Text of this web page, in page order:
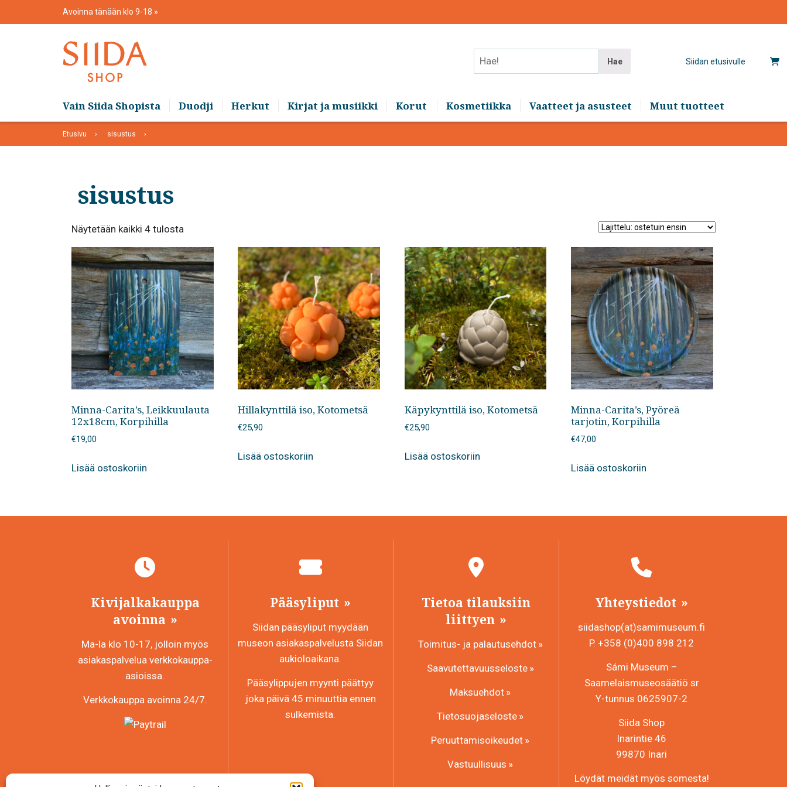
Avoinna tänään klo 9-18
Siidan etusivulle
Hae
Vain Siida Shopista Duodji Herkut Kirjat ja musiikki Korut Kosmetiikka Vaatteet ja asusteet Muut tuotteet
Etusivu sisustus
sisustus
Näytetään kaikki 4 tulosta
ensin
Minna-Carita’s, Leikkuulauta
12x18cm, Korpihilla
€19,00
Lisää ostoskoriin
Hillakynttilä iso, Kotometsä
€25,90
Lisää ostoskoriin
Käpykynttilä iso, Kotometsä
€25,90
Lisää ostoskoriin
Minna-Carita’s, Pyöreä
tarjotin, Korpihilla
€47,00
Lisää ostoskoriin
Kivijalkakauppa
avoinna
Ma-la klo 10-17, jolloin myös
asiakaspalvelua verkkokauppa-
asioissa.
Verkkokauppa avoinna 24/7.
Pääsyliput
Siidan pääsyliput myydään
museon asiakaspalvelusta Siidan
aukioloaikana.
Pääsylippujen myynti päättyy
joka päivä 45 minuuttia ennen
sulkemista.
Tietoa tilauksiin
liittyen
Toimitus- ja palautusehdot
Saavutettavuusseloste
Maksuehdot
Tietosuojaseloste
Peruuttamisoikeudet
Vastuullisuus
Yhteystiedot
siidashop(at)samimuseum.fi
P. +358 (0)400 898 212
Sámi Museum –
Saamelaismuseosäätiö sr
Y-tunnus 0625907-2
Siida Shop
Inarintie 46
99870 Inari
Löydät meidät myös somesta!